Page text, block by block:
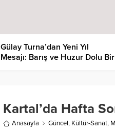
Gülay Turna’dan Yeni Yıl
Mesajı: Barış ve Huzur Dolu Bir
Kartal’da Hafta
Anasayfa Güncel, Kültür-Sanat,